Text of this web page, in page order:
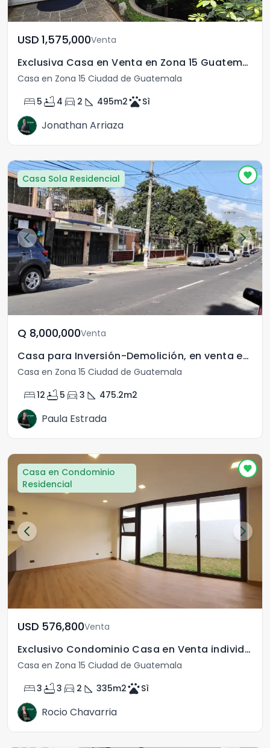
USD	1,575,000Venta
Exclusiva Casa en Venta en Zona 15 Guatemala
Casa en Zona 15 Ciudad de Guatemala
bed 5 bathtub 4 directions_car 2 square_foot 495m2petsSì
Jonathan Arriaza
Casa Sola Residencial
Q	8,000,000Venta
Casa para Inversión-Demolición, en venta en Zona 15
Casa en Zona 15 Ciudad de Guatemala
bed12 bathtub 5 directions_car 3 square_foot 475.2m2
Paula Estrada
Casa en Condominio
Residencial
USD	576,800Venta
Exclusivo Condominio Casa en Venta individual zona 15
Casa en Zona 15 Ciudad de Guatemala
bed3 bathtub3 directions_car 2 square_foot 335m2petsSì
Rocio Chavarria